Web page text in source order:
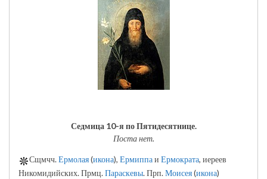
Седмица 10-я по Пятидесятнице.
Поста нет.
Сщмчч.Ермолая(икона), Ермиппаи Ермократа, иереев
Никомидийских. Прмц.Параскевы. Прп.Моисея(икона)